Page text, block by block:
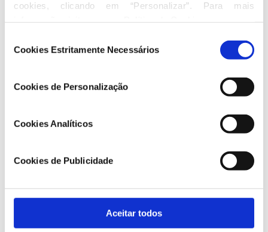
cookies, clicando em “Personalizar”. Para mais
deCookies Estritamente Necessários
Cookies de Personalização
Cookies Analíticos
Cookies de Publicidade
Aceitar todos
Flávio da Silva Soares
Hugo Neto
Pedro Alves
João Fortes
Rui Rocha
Bruno Moura Ferreira
José Carlos Inteiro